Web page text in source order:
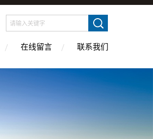
在线留言 联系我们